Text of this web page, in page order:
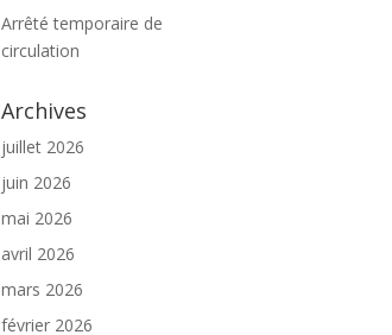
Arrêté temporaire de
circulation
Archives
juillet 2026
juin 2026
mai 2026
avril 2026
mars 2026
février 2026